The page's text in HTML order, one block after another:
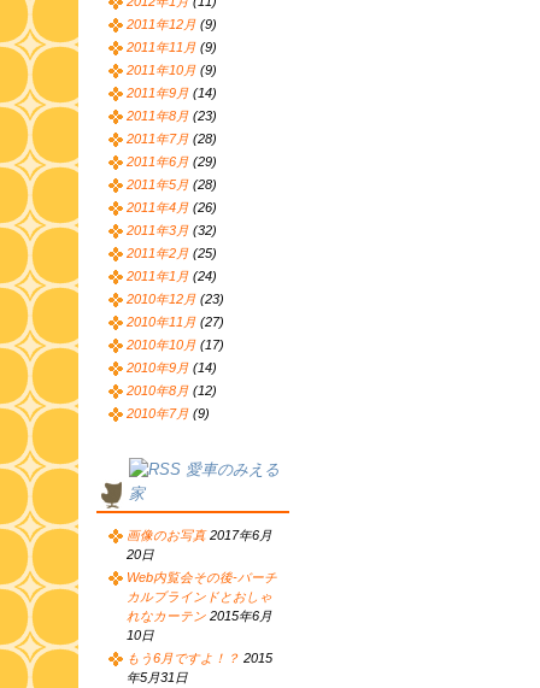
2011年12月 (9)
2011年11月 (9)
2011年10月 (9)
2011年9月 (14)
2011年8月 (23)
2011年7月 (28)
2011年6月 (29)
2011年5月 (28)
2011年4月 (26)
2011年3月 (32)
2011年2月 (25)
2011年1月 (24)
2010年12月 (23)
2010年11月 (27)
2010年10月 (17)
2010年9月 (14)
2010年8月 (12)
2010年7月 (9)
愛車のみえる
家
画像のお写真 2017年6月
20日
Web内覧会その後-バーチ
カルブラインドとおしゃ
れなカーテン 2015年6月
10日
もう6月ですよ！？ 2015
年5月31日